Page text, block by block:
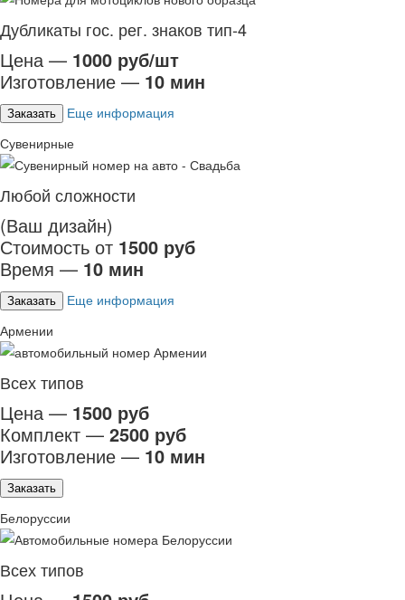
Дубликаты гос. рег. знаков тип-4
Цена — 1000 руб/шт
Изготовление — 10 мин
Заказать
Еще информация
Сувенирные
Любой сложности
(Ваш дизайн)
Стоимость от 1500 руб
Время — 10 мин
Заказать
Еще информация
Армении
Всех типов
Цена — 1500 руб
Комплект — 2500 руб
Изготовление — 10 мин
Заказать
Белоруссии
Всех типов